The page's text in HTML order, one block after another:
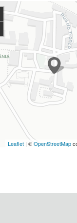
Leaflet | ©OpenStreetMap